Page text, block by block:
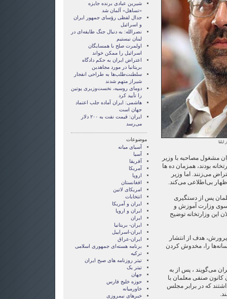
مشغول مصاحبه با وزیر
بودند، همزمان ده ها
می‌زنند. اما وزیر
بی‌اطلاعی می‌کند.
پس از دستگیری
وزارت آموزش و
این وزارتخانه توضیح
هدف از انتشار
را، مخدوش کردن
می‌گویند ، پس از به
کانون صنفی معلمان با
که در برابر مجلس
شیرین عبادی برنده جایزه
«تساهل» آلمان شد
جدال لفظی رؤسای جمهور ایران
و اسرائیل
نصرالله: به دنبال جنگ طایفه‌ای در
لبنان نیستیم
اولمرت صلح با همسایگان
اسرائیل را ممکن خواند
اعتراض ایران به حکم دادگاه
بریتانیا در مورد مجاهدین
سلطنت‌طلب‌ها به طراحی انفجار
شیراز متهم شدند
دومای روسیه، نخست‌وزیری پوتین
را تأیید کرد
هاشمی: ایران آماده جلب اعتماد
جهان است
ایران: قیمت نفت به ۲۰۰ دلار
می‌رسد
موضوعات
آسيای ميانه
آسیا
آفریقا
آمریکا
اروپا
افغانستان
امریکای لاتین
انتخابات
ايران و آمريکا
ايران و اروپا
ایران
ایران- بریتانیا
ایران-اسراییل
ایران-عراق
برنامه هسته‌ای جمهوری اسلامی
ترکیه
تیتر روزنامه های صبح ایران
تیتر یک
جهان
حوزه خلیج فارس
خاورمیانه
خبرهای نیمروزی